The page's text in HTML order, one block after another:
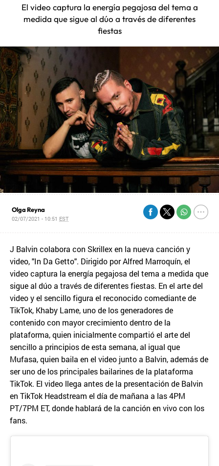
El video captura la energía pegajosa del tema a
medida que sigue al dúo a través de diferentes
fiestas
Olga Reyna
02/07/2021 - 10:51 EST
J Balvin colabora con Skrillex en la nueva canción y
video, "In Da Getto". Dirigido por Alfred Marroquín, el
video captura la energía pegajosa del tema a medida que
sigue al dúo a través de diferentes fiestas. En el arte del
video y el sencillo figura el reconocido comediante de
TikTok, Khaby Lame, uno de los generadores de
contenido con mayor crecimiento dentro de la
plataforma, quien inicialmente compartió el arte del
sencillo a principios de esta semana, al igual que
Mufasa, quien baila en el video junto a Balvin, además de
ser uno de los principales bailarines de la plataforma
TikTok. El video llega antes de la presentación de Balvin
en TikTok Headstream el día de mañana a las 4PM
PT/7PM ET, donde hablará de la canción en vivo con los
fans.